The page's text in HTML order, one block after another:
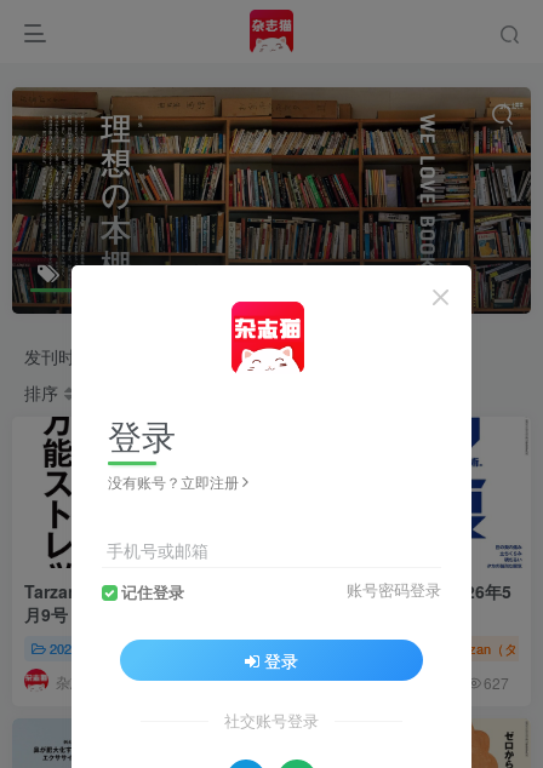
ターザン
发刊时间 2024
排序
Tarzan（ターザン）2026年7
月9号
2026年杂志集合 Tarzan（ターザン） 株式会社マガジンハウス（
杂志猫 661
Tarzan（ターザン）2026年5
2026年杂志集合 Tarzan（ター
杂志猫 627
登录
没有账号？立即注册
手机号或邮箱
记住登录 账号密码登录
登录
社交账号登录